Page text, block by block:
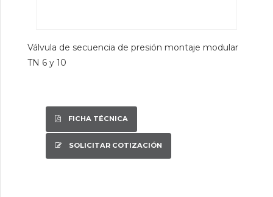
Válvula de secuencia de presión montaje modular
TN 6 y 10
FICHA TÉCNICA
SOLICITAR COTIZACIÓN